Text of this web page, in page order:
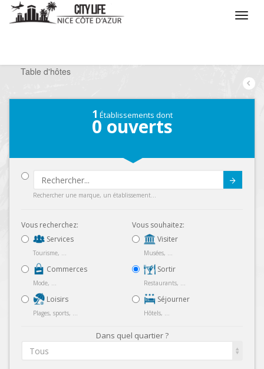
Table d'hôtes
1 Établissements dont
0 ouverts
Rechercher une marque, un établissement...
Vous recherchez:
Services
Tourisme, ...
Commerces
Mode, ...
Loisirs
Plages, sports, ...
Vous souhaitez:
Visiter
Musées, ...
Sortir
Restaurants, ...
Séjourner
Hôtels, ...
Dans quel quartier ?
Tous